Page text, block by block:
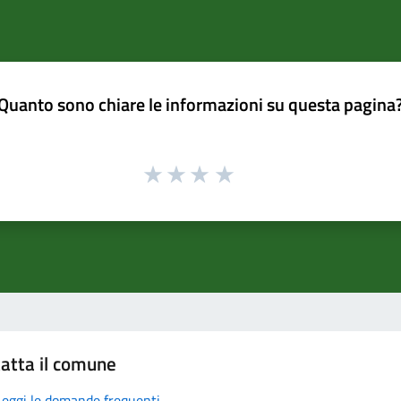
sono chiare le informazioni su questa
il comune